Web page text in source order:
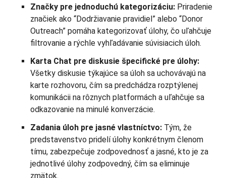
Značky pre jednoduchú kategorizáciu: Priradenie
značiek ako “Dodržiavanie pravidiel” alebo “Donor
Outreach” pomáha kategorizovať úlohy, čo uľahčuje
filtrovanie a rýchle vyhľadávanie súvisiacich úloh.
Karta Chat pre diskusie špecifické pre úlohy:
Všetky diskusie týkajúce sa úloh sa uchovávajú na
karte rozhovoru, čím sa predchádza rozptýlenej
komunikácii na rôznych platformách a uľahčuje sa
odkazovanie na minulé konverzácie.
Zadania úloh pre jasné vlastníctvo: Tým, že
predstavenstvo pridelí úlohy konkrétnym členom
tímu, zabezpečuje zodpovednosť a jasné, kto je za
jednotlivé úlohy zodpovedný, čím sa eliminuje
zmätok.